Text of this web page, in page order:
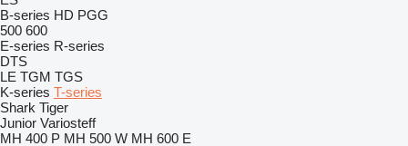
B-series HD PGG
500 600
E-series R-series
DTS
LE TGM TGS
K-series T-series
Shark Tiger
Junior Variosteff
MH 400 P MH 500 W MH 600 E